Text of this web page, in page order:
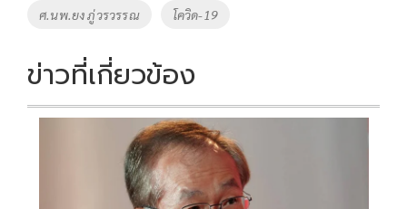
ศ.นพ.ยง ภู่วรวรรณ โควิด-19
ข่าวที่เกี่ยวข้อง